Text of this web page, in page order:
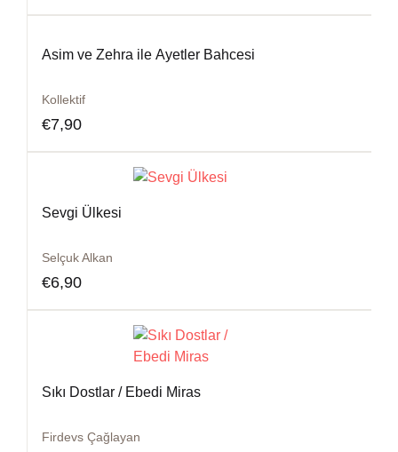
Asim ve Zehra ile Ayetler Bahcesi
Kollektif
€7,90
Sevgi Ülkesi
Selçuk Alkan
€6,90
Sıkı Dostlar / Ebedi Miras
Firdevs Çağlayan